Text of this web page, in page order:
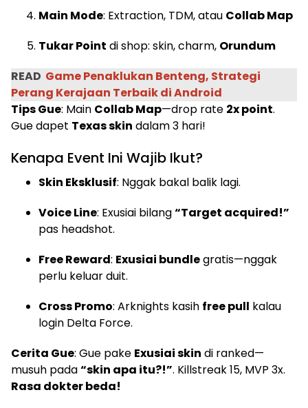
Main Mode: Extraction, TDM, atau Collab Map
Tukar Point di shop: skin, charm, Orundum
READ Game Penaklukan Benteng, Strategi
Perang Kerajaan Terbaik di Android
Tips Gue: Main Collab Map—drop rate 2x point.
Gue dapet Texas skin dalam 3 hari!
Kenapa Event Ini Wajib Ikut?
Skin Eksklusif: Nggak bakal balik lagi.
Voice Line: Exusiai bilang“Target acquired!”
pas headshot.
Free Reward: Exusiai bundlegratis—nggak
perlu keluar duit.
Cross Promo: Arknights kasih free pull kalau
login Delta Force.
Cerita Gue: Gue pake Exusiai skin di ranked—
musuh pada“skin apa itu?!”. Killstreak 15, MVP 3x.
Rasa dokter beda!